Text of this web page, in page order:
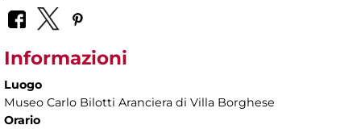
Informazioni
Luogo
Museo Carlo Bilotti Aranciera di Villa Borghese
Orario